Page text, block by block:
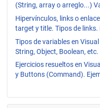
(String, array o arreglo...)
Hipervínculos, links o
target y title. Tipos de links.
Tipos de variables en
String, Object, Boolean,
Ejercicios resueltos en
y Buttons (Command).